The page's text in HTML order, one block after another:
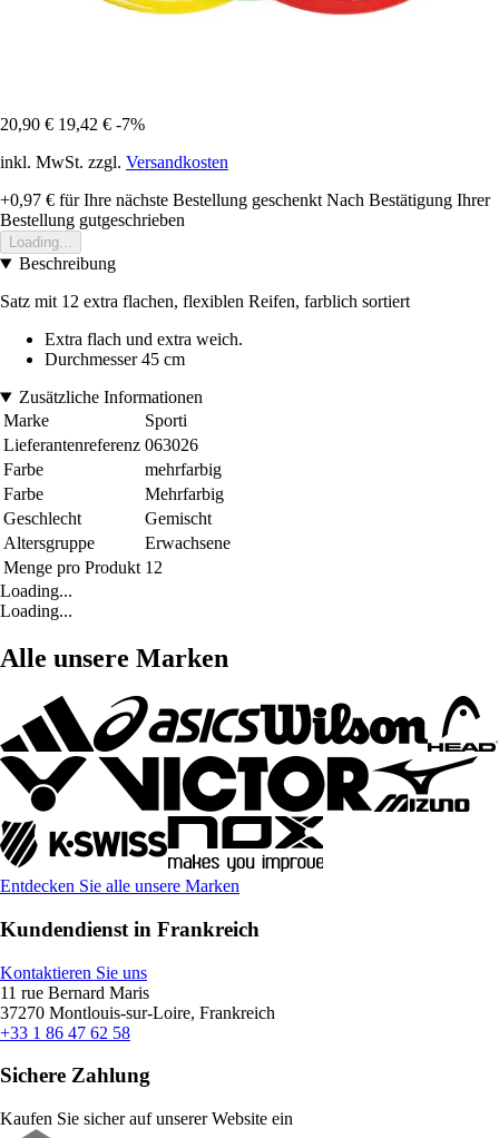
20,90 € 19,42 € -7%
inkl. MwSt. zzgl. Versandkosten
+0,97 € für Ihre nächste Bestellung geschenkt Nach Bestätigung Ihrer
Bestellung gutgeschrieben
Loading...
Beschreibung
Satz mit 12 extra flachen, flexiblen Reifen, farblich sortiert
Extra flach und extra weich.
Durchmesser 45 cm
Zusätzliche Informationen
Marke
Sporti
Lieferantenreferenz 063026
Farbe
mehrfarbig
Farbe
Mehrfarbig
Geschlecht
Gemischt
Altersgruppe
Erwachsene
Menge pro Produkt 12
Loading...
Loading...
Alle unsere Marken
Entdecken Sie alle unsere Marken
Kundendienst in Frankreich
Kontaktieren Sie uns
11 rue Bernard Maris
37270 Montlouis-sur-Loire, Frankreich
+33 1 86 47 62 58
Sichere Zahlung
Kaufen Sie sicher auf unserer Website ein